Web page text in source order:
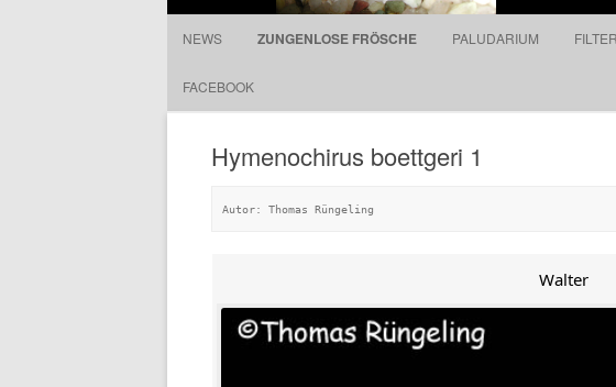
NEWS ZUNGENLOSE FRÖSCHE PALUDARIUM FILTER
FACEBOOK
Hymenochirus boettgeri 1
Autor: Thomas Rüngeling
Walter